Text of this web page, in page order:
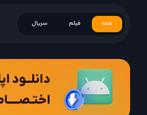
همه فیلم سریال